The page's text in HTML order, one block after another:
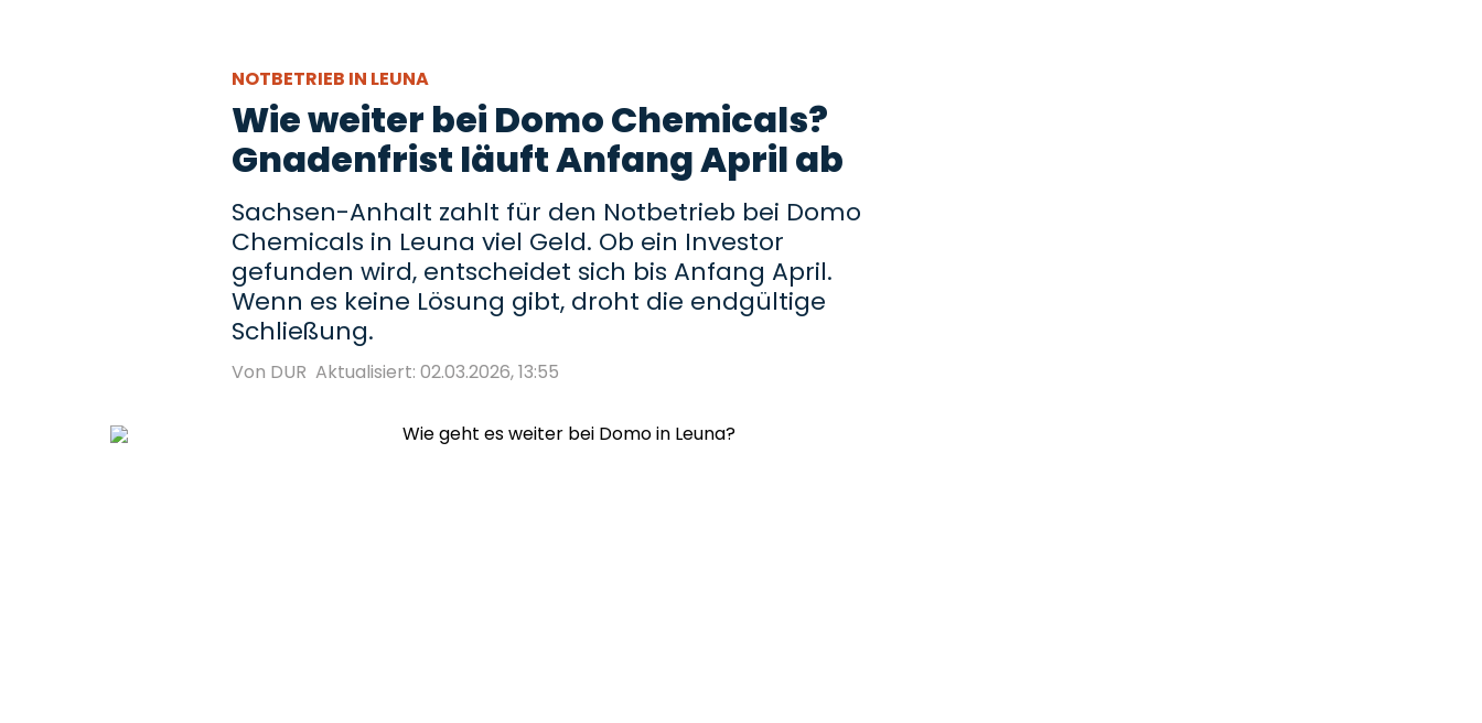
NOTBETRIEB IN LEUNA
Wie weiter bei Domo Chemicals?
Gnadenfrist läuft Anfang April ab
Sachsen-Anhalt zahlt für den Notbetrieb bei Domo
Chemicals in Leuna viel Geld. Ob ein Investor
gefunden wird, entscheidet sich bis Anfang April.
Wenn es keine Lösung gibt, droht die endgültige
Schließung.
Von DUR Aktualisiert: 02.03.2026, 13:55